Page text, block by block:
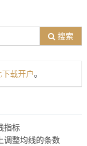
搜索
下载开户。
指标
调整均线的条数